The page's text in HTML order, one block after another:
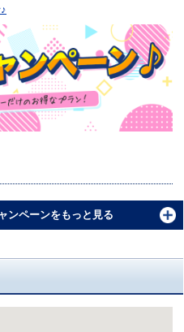
ンペーンをもっと見る